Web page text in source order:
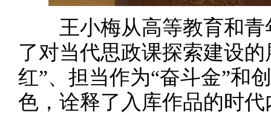
王小梅从高等教育和青
了对当代思政课探索建设
红”、担当作为“奋斗金”和
色，诠释了入库作品的时